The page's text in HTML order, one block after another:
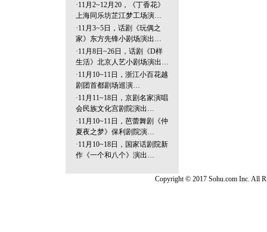
·11月2~12月20，《丁香花》
上海同乐坊芷江梦工场演…
·11月3~5日，话剧《玩偶之
家》东方先锋小剧场演出…
·11月8日~26日，话剧《D样
生活》北京人艺小剧场演出…
·11月10~11日，浙江小百花越
剧团首都剧场巡演…
·11月11~18日，京剧名家演唱
会民族文化宫剧院演出…
·11月10~11日，芭蕾舞剧《仲
夏夜之梦》保利剧院演…
·11月10~18日，国家话剧院新
作《一个和八个》演出…
Copyright © 2017 Sohu.com Inc. All